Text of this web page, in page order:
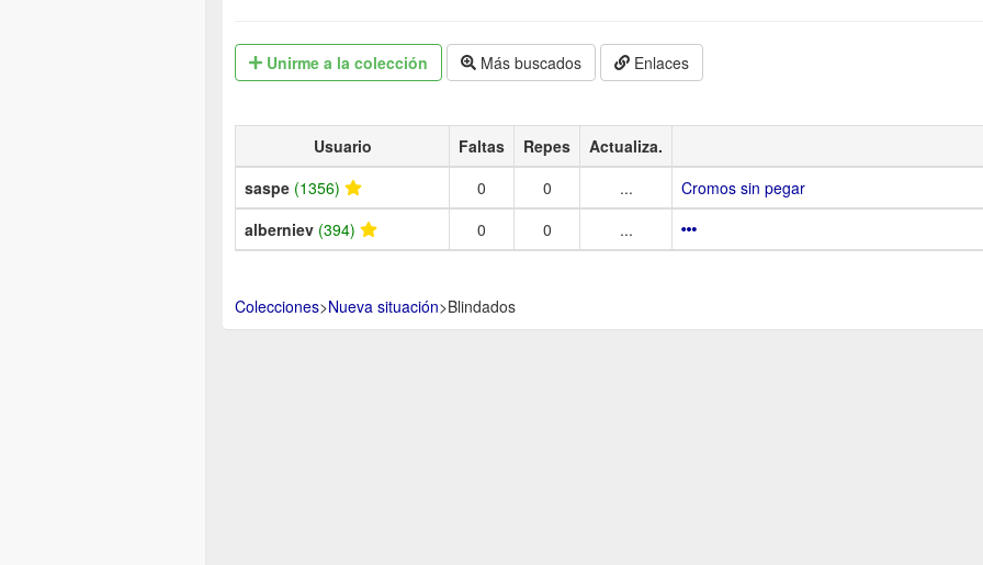
Unirme a la colección Más buscados Enlaces
Usuario Faltas Repes Actualiza.
saspe (1356) 0 0 ...
Cromos sin pegar
alberniev (394) 0 0 ...
Colecciones>Nueva situación>Blindados